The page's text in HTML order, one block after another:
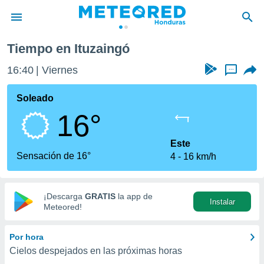
de
ha sido
calidad.
a este
las
y
digital
basada
Tiempo en Ituzaingó
16:40 Viernes ...
Soleado
16°
Sensación de 16°
Este
4
16 km/h
¡Descarga GRATIS la app de
Meteored!
Instalar
Por hora
Cielos despejados en las próximas horas